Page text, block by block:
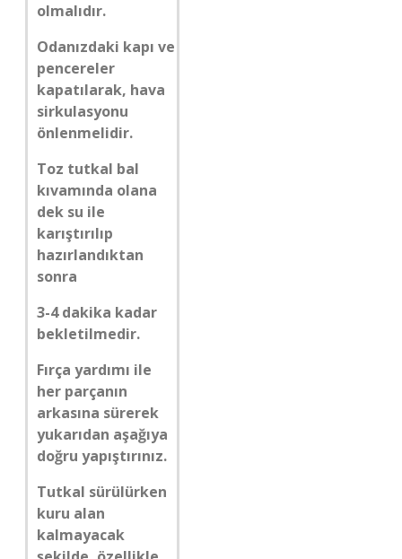
olmalıdır.
Odanızdaki kapı ve
pencereler
kapatılarak, hava
sirkulasyonu
önlenmelidir.
Toz tutkal bal
kıvamında olana
dek su ile
karıştırılıp
hazırlandıktan
sonra
3-4 dakika kadar
bekletilmedir.
Fırça yardımı ile
her parçanın
arkasına sürerek
yukarıdan aşağıya
doğru yapıştırınız.
Tutkal sürülürken
kuru alan
kalmayacak